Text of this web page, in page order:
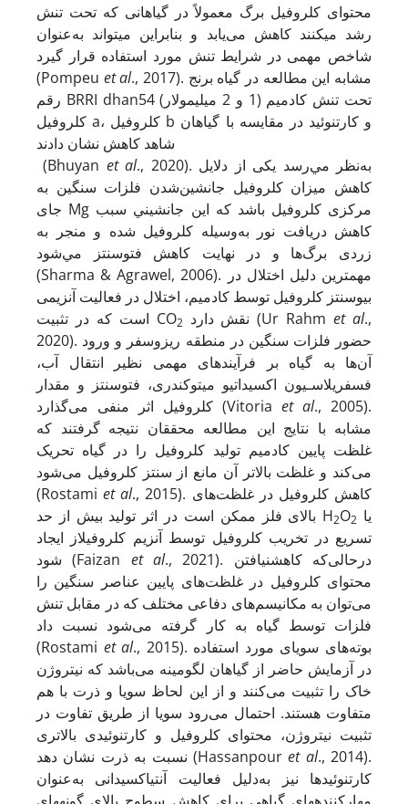
محتوای کلروفیل برگ معمولاً در گیاهانی که تحت تنش
رشد می‏کنند کاهش می‌یابد و بنابراین می‏تواند به‌عنوان
شاخص مهمی در شرایط تنش مورد استفاده قرار گیرد
(Pompeu et al., 2017). مشابه این مطالعه در گیاه برنج
رقم BRRI dhan54 تحت تنش کادمیم (1 و 2 میلی‏مولار)
کلروفیل a، کلروفیل b و کارتنوئید در مقایسه با گیاهان
شاهد کاهش نشان دادند
(Bhuyan et al., 2020). ﺑﻪ‌ﻧﻈﺮ ﻣﻲ‌رﺳﺪ یکی از دﻻﻳﻞ
ﻛﺎﻫﺶ ﻣﻴﺰان ﻛﻠﺮوﻓﻴﻞ ﺟﺎﻧﺸﻴﻦشدن فلزات سنگین به
جای Mg ﻣﺮﻛﺰی ﻛﻠﺮوﻓﻴﻞ باشد ﻛﻪ اﻳﻦ ﺟﺎﻧﺸﻴﻨﻲ ﺳﺒﺐ
ﻛﺎﻫﺶ درﻳﺎﻓﺖ ﻧﻮر ﺑﻪوﺳﻴﻠﻪ ﻛﻠﺮوﻓﻴﻞ ﺷﺪه و ﻣﻨﺠﺮ ﺑﻪ
زردی ﺑﺮگ‌ﻫﺎ و در ﻧﻬﺎﻳﺖ ﻛﺎﻫﺶ ﻓﺘﻮﺳﻨﺘﺰ ﻣﻲﺷﻮد
(Sharma & Agrawel, 2006). مهمترین دلیل اختلال در
بیوسنتز کلروفیل توسط کادمیم، اختلال در فعالیت آنزیمی
است که در تثبیت CO2 نقش دارد (Ur Rahmet al.,
2020). حضور فلزات سنگین در منطقه ریزوسفر و ورود
آن‌ها به گیاه بر فرآیندهای مهمی نظیر انتقال آب،
فسفریلاسـیون اکسیداتیو میتوکندری، فتوسنتز و مقدار
کلروفیل اثر منفی می‌گذارد (Vitoria et al., 2005).
مشابه با نتایج این مطالعه محققان نتیجه گرفتند که
غلظت پایین کادمیم تولید کلروفیل را در گیاه تحریک
می‌کند و غلظت بالاتر آن مانع از سنتز کلروفیل می‌شود
(Rostamiet al., 2015). کاهش کلروفیل در غلظت‌های
بالای فلز ممکن است در اثر تولید بیش از حد H2O2
تسریع در تخریب کلروفیل توسط آنزیم کلروفیلاز ایجاد
شود (Faizan et al ., 2021). درحالی‌که کاهشنیافتن
محتوای کلروفیل در غلظت‌های پایین عناصر سنگین را
می‌توان به مکانیسم‌های دفاعی مختلف که در مقابل تنش
فلزات توسط گیاه به کار گرفته می‌شود نسبت داد
(Rostami et al., 2015). بوته‌های سویای مورد استفاده
در آزمایش حاضر از گیاهان لگومینه می‌باشد که نیتروژن
خاک را تثبیت می‌کنند و از این لحاظ سویا و ذرت با هم
متفاوت هستند. احتمال می‌رود سویا از طریق تفاوت در
تثبیت نیتروژن، محتوای کلروفیل و کارتنوئیدی بالاتری
نسبت به ذرت نشان دهد (Hassanpouret al., 2014).
کارتنوئیدها نیز به‌دلیل فعالیت آنتی‏اکسیدانی به‌عنوان